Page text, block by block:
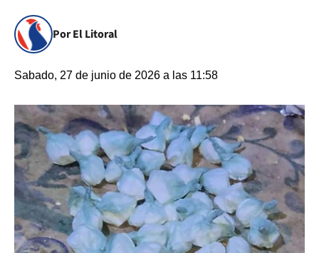
Por El Litoral
Sabado, 27 de junio de 2026 a las 11:58